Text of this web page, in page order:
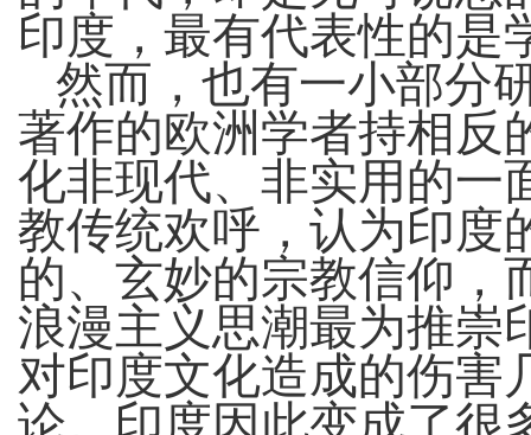
印度，最有代表性的是
然而，也有一小部分
著作的欧洲学者持相反
化非现代、非实用的一
教传统欢呼，认为印度
的、玄妙的宗教信仰，
浪漫主义思潮最为推崇
对印度文化造成的伤害